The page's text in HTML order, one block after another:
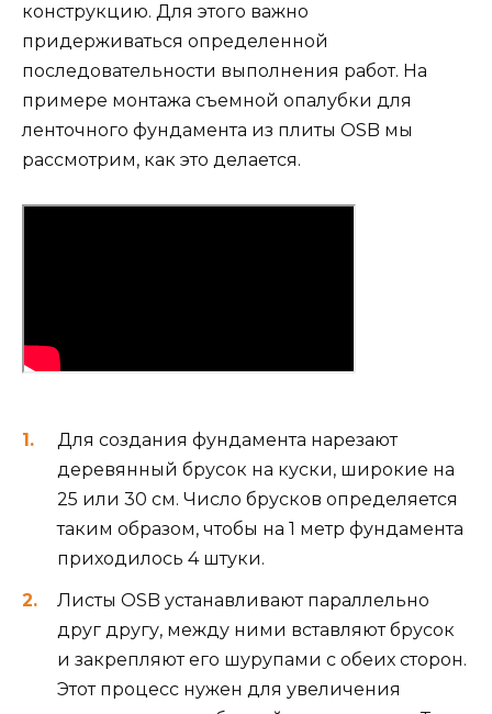
конструкцию. Для этого важно
придерживаться определенной
последовательности выполнения работ. На
примере монтажа съемной опалубки для
ленточного фундамента из плиты OSB мы
рассмотрим, как это делается.
Для создания фундамента нарезают
деревянный брусок на куски, широкие на
25 или 30 см. Число брусков определяется
таким образом, чтобы на 1 метр фундамента
приходилось 4 штуки.
Листы OSB устанавливают параллельно
друг другу, между ними вставляют брусок
и закрепляют его шурупами с обеих сторон.
Этот процесс нужен для увеличения